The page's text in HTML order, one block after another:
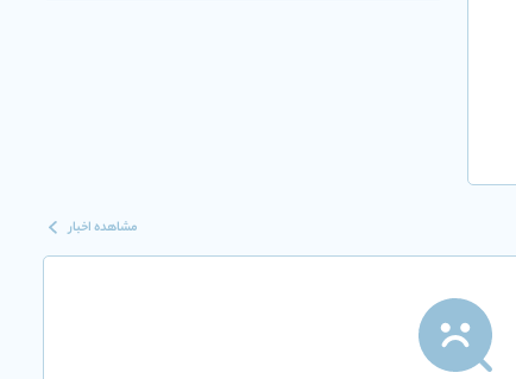
مشاهده اخبار